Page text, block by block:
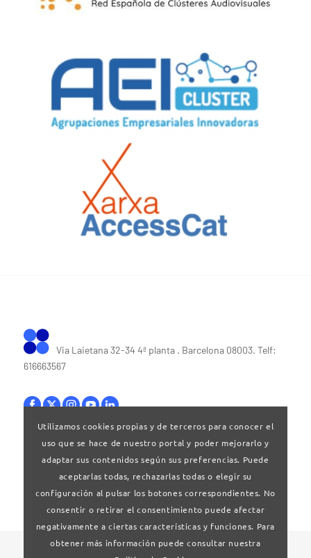
Via Laietana 32-34 4ª planta . Barcelona 08003. Telf:
616663567
Bases legales|Política de privacitat
Utilizamos cookies propias y de terceros para conocer el
uso que se hace de nuestro portal y poder mejorarlo y
adaptar sus contenidos según sus preferencias. Puede
aceptarlas todas, rechazarlas todas o elegir su
configuración al pulsar los botones correspondientes. No
consentir o retirar el consentimiento puede afectar
negativamente a ciertas características y funciones. Para
obtener más información puede consultar nuestra